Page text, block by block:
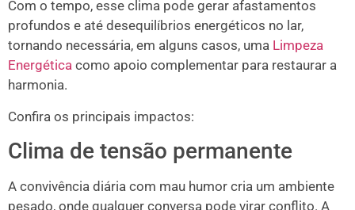
Com o tempo, esse clima pode gerar afastamentos
profundos e até desequilíbrios energéticos no lar,
tornando necessária, em alguns casos, uma Limpeza
Energética como apoio complementar para restaurar a
harmonia.
Confira os principais impactos:
Clima de tensão permanente
A convivência diária com mau humor cria um ambiente
pesado, onde qualquer conversa pode virar conflito. A